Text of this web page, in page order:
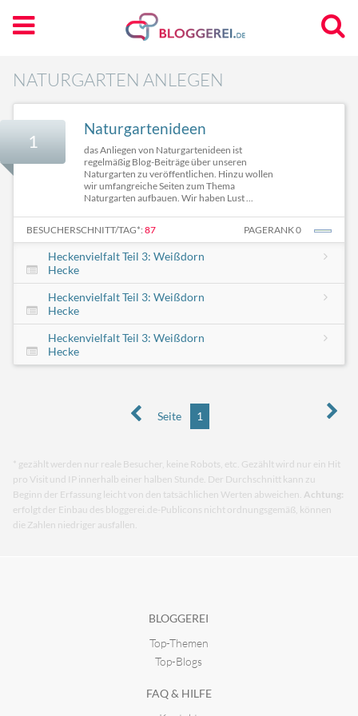
NATURGARTEN ANLEGEN
1
Naturgartenideen
das Anliegen von Naturgartenideen ist
regelmäßig Blog-Beiträge über unseren
Naturgarten zu veröffentlichen. Hinzu wollen
wir umfangreiche Seiten zum Thema
Naturgarten aufbauen. Wir haben Lust ...
BESUCHERSCHNITT/TAG*: 87 PAGERANK 0
Heckenvielfalt Teil 3: Weißdorn
Hecke
Heckenvielfalt Teil 3: Weißdorn
Hecke
Heckenvielfalt Teil 3: Weißdorn
Hecke
Seite 1
* gezählt werden nur reale Besucher, keine Robots, etc. Gezählt wird nur ein Hit
pro Visit und IP innerhalb einer halben Stunde. Der Durchschnitt kann zu
Beginn der Erfassung leicht von den tatsächlichen Werten abweichen. Achtung:
erfolgt der Einbau des bloggerei.de-Publicons nicht ordnungsgemäß, können
die Zahlen niedriger ausfallen.
BLOGGEREI
Top-Themen
Top-Blogs
FAQ & HILFE